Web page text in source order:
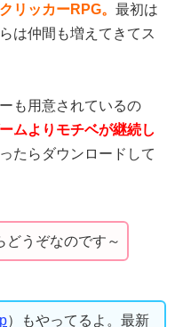
リッカーRPG。 最初は
は仲間も増えてきてス
も用意されているの
ムよりモチベが継続し
たらダウンロードして
どうぞなのです～
）もやってるよ。最新